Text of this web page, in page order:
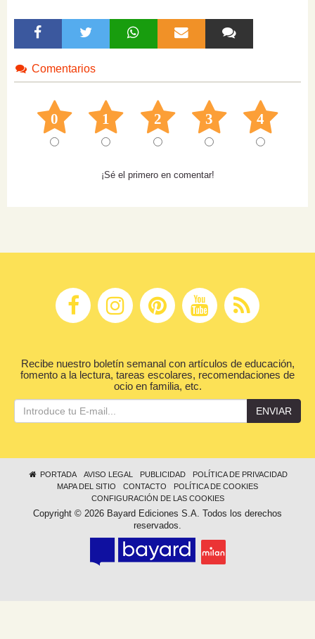
Comentarios
0 1 2 3 4
¡Sé el primero en comentar!
Recibe nuestro boletín semanal con artículos de educación,
fomento a la lectura, tareas escolares, recomendaciones de
ocio en familia, etc.
ENVIAR
PORTADA AVISO LEGAL PUBLICIDAD
POLÍTICA DE PRIVACIDAD
MAPA DEL SITIO
CONTACTO
POLÍTICA DE COOKIES
CONFIGURACIÓN DE LAS COOKIES
Copyright © 2026 Bayard Ediciones S.A. Todos los derechos
reservados.